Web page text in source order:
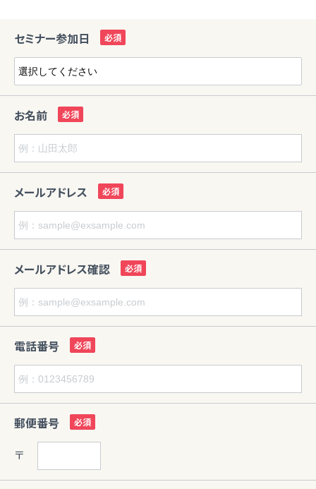
セミナー参加日
お名前
メールアドレス
メールアドレス確認
電話番号
郵便番号
〒